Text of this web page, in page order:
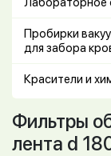
Пробирки
для забора
Красители и
Фильтры
лента d